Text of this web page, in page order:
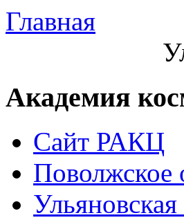
Главная
Академия
Сайт РАКЦ
Поволжское